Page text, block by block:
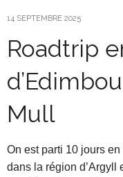
14 SEPTEMBRE 2025
Roadtrip
Mull
On est parti 10 jours
dans la région d’Argyll